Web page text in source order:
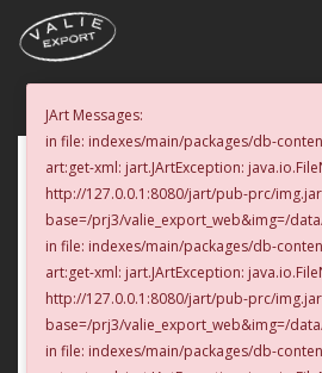
JArt Messages:
in file: indexes/main/packages/db-
art:get-xml: jart.JArtException:
http://127.0.0.1:8080/jart/pub-prc/
base=/prj3/valie_export_web&img=/
in file: indexes/main/packages/db-
art:get-xml: jart.JArtException:
http://127.0.0.1:8080/jart/pub-prc/
base=/prj3/valie_export_web&img=/
in file: indexes/main/packages/db-
zurück
Kubus EXPORT Der
Glas - Skulptur,
Installation